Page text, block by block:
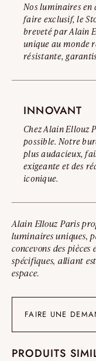
Nos luminaires en
faire exclusif, le
breveté par Alain
unique au monde
résistante,
INNOVANT
Chez Alain Ellouz
possible. Notre
plus audacieux,
exigeante et des
iconique.
Alain Ellouz Paris
luminaires uniques,
concevons des
spécifiques, alliant
espace.
FAIRE UNE
PRODUITS